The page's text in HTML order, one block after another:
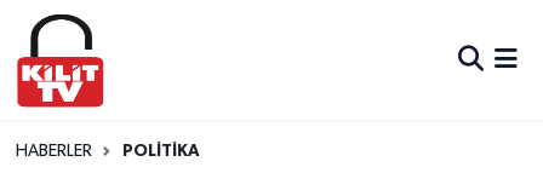
HABERLER POLITIKA
Hava Durumu
Trafik Durumu